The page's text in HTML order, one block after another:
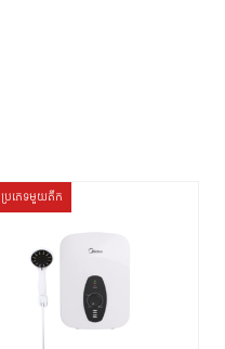
ប្រភេទមួយតឹក